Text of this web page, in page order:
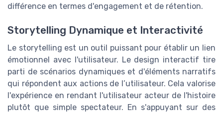
différence en termes d'engagement et de rétention.
Storytelling Dynamique et Interactivité
Le storytelling est un outil puissant pour établir un lien
émotionnel avec l'utilisateur. Le design interactif tire
parti de scénarios dynamiques et d'éléments narratifs
qui répondent aux actions de l’utilisateur. Cela valorise
l'expérience en rendant l'utilisateur acteur de l'histoire
plutôt que simple spectateur. En s'appuyant sur des